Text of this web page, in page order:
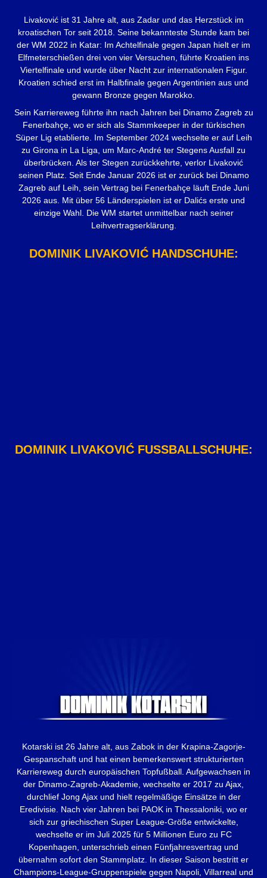
Livaković ist 31 Jahre alt, aus Zadar und das Herzstück im
kroatischen Tor seit 2018. Seine bekannteste Stunde kam bei
der WM 2022 in Katar: Im Achtelfinale gegen Japan hielt er im
Elfmeterschießen drei von vier Versuchen, führte Kroatien ins
Viertelfinale und wurde über Nacht zur internationalen Figur.
Kroatien schied erst im Halbfinale gegen Argentinien aus und
gewann Bronze gegen Marokko.
Sein Karriereweg führte ihn nach Jahren bei Dinamo Zagreb zu
Fenerbahçe, wo er sich als Stammkeeper in der türkischen
Süper Lig etablierte. Im September 2024 wechselte er auf Leih
zu Girona in La Liga, um Marc-André ter Stegens Ausfall zu
überbrücken. Als ter Stegen zurückkehrte, verlor Livaković
seinen Platz. Seit Ende Januar 2026 ist er zurück bei Dinamo
Zagreb auf Leih, sein Vertrag bei Fenerbahçe läuft Ende Juni
2026 aus. Mit über 56 Länderspielen ist er Dalićs erste und
einzige Wahl. Die WM startet unmittelbar nach seiner
Leihvertragserklärung.
DOMINIK LIVAKOVIĆ HANDSCHUHE:
DOMINIK LIVAKOVIĆ FUSSBALLSCHUHE:
Kotarski ist 26 Jahre alt, aus Zabok in der Krapina-Zagorje-
Gespanschaft und hat einen bemerkenswert strukturierten
Karriereweg durch europäischen Topfußball. Aufgewachsen in
der Dinamo-Zagreb-Akademie, wechselte er 2017 zu Ajax,
durchlief Jong Ajax und hielt regelmäßige Einsätze in der
Eredivisie. Nach vier Jahren bei PAOK in Thessaloniki, wo er
sich zur griechischen Super League-Größe entwickelte,
wechselte er im Juli 2025 für 5 Millionen Euro zu FC
Kopenhagen, unterschrieb einen Fünfjahresvertrag und
übernahm sofort den Stammplatz. In dieser Saison bestritt er
Champions-League-Gruppenspiele gegen Napoli, Villarreal und